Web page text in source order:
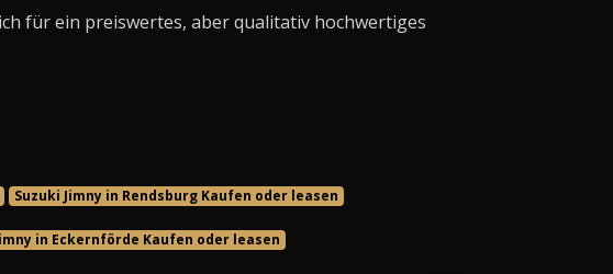
für ein preiswertes, aber qualitativ hochwertiges
Suzuki Jimny in Rendsburg Kaufen oder leasen
in Eckernförde Kaufen oder leasen